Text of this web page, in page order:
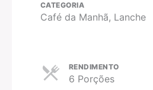
CATEGORIA
Café da Manhã, Lanche
RENDIMENTO
6 Porções